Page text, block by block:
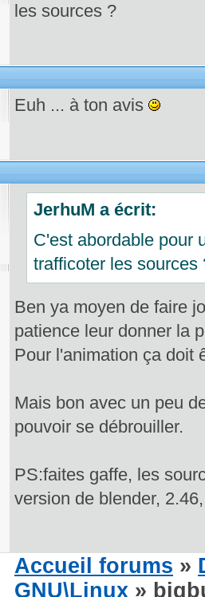
les sources ?
Euh ... à ton avis
JerhuM a écrit:
C'est abordable pour
trafficoter les sources
Ben ya moyen de faire
patience leur donner la
Pour l'animation ça doit
Mais bon avec un peu
pouvoir se débrouiller.
PS:faites gaffe, les
version de blender,
Accueil forums »
GNU\Linux »